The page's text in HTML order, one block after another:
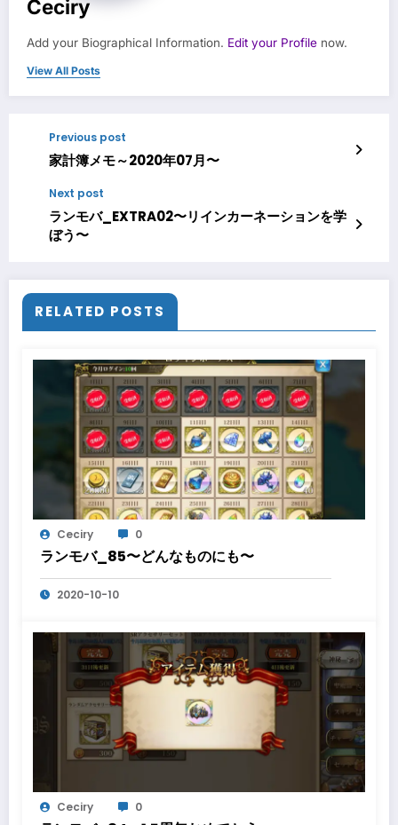
Ceciry
Add your Biographical Information. Edit your Profile now.
View All Posts
Previous post
家計簿メモ～2020年07月〜
Next post
ランモバ_EXTRA02〜リインカーネーションを学
ぼう〜
RELATED POSTS
Ceciry 0
ランモバ_85〜どんなものにも〜
2020-10-10
Ceciry 0